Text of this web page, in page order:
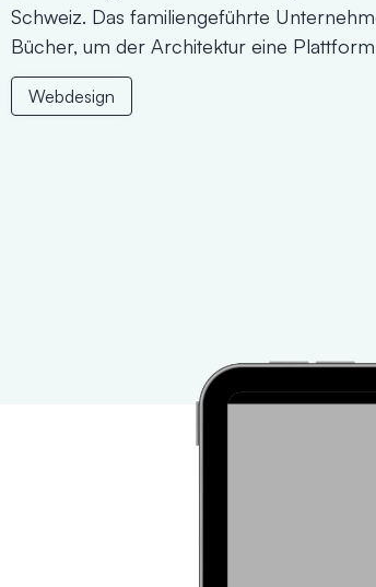
Schweiz. Das familiengeführte
Bücher, um der Architektur eine
Webdesign